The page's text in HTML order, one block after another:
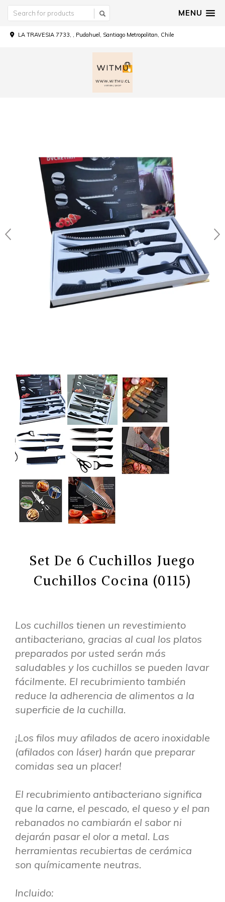
MENU
LA TRAVESIA 7733, , Pudahuel, Santiago Metropolitan, Chile
Set De 6 Cuchillos Juego
Cuchillos Cocina (0115)
Los cuchillos tienen un revestimiento
antibacteriano, gracias al cual los platos
preparados por usted serán más
saludables y los cuchillos se pueden lavar
fácilmente. El recubrimiento también
reduce la adherencia de alimentos a la
superficie de la cuchilla.
¡Los filos muy afilados de acero inoxidable
(afilados con láser) harán que preparar
comidas sea un placer!
El recubrimiento antibacteriano significa
que la carne, el pescado, el queso y el pan
rebanados no cambiarán el sabor ni
dejarán pasar el olor a metal. Las
herramientas recubiertas de cerámica
son químicamente neutras.
Incluido: